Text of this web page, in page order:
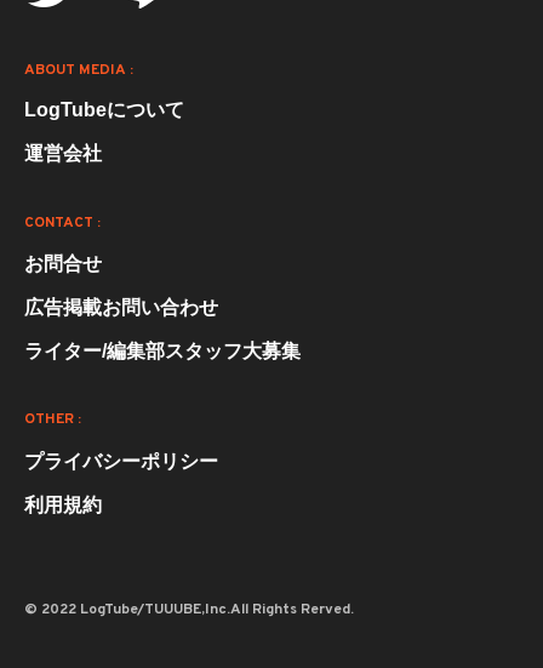
ABOUT MEDIA :
LogTubeについて
運営会社
CONTACT :
お問合せ
広告掲載お問い合わせ
ライター/編集部スタッフ大募集
OTHER :
プライバシーポリシー
利用規約
© 2022 LogTube/TUUUBE,Inc.All Rights Rerved.